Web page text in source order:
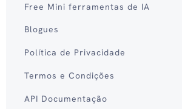
Free Mini ferramentas de IA
Blogues
Política de Privacidade
Termos e Condições
API Documentação